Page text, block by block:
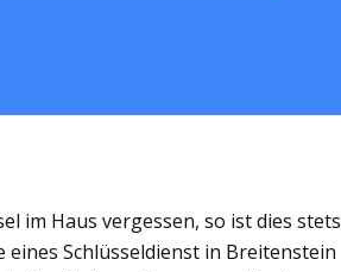
im Haus vergessen, so ist dies stets
Schlüsseldienst in Breitenstein